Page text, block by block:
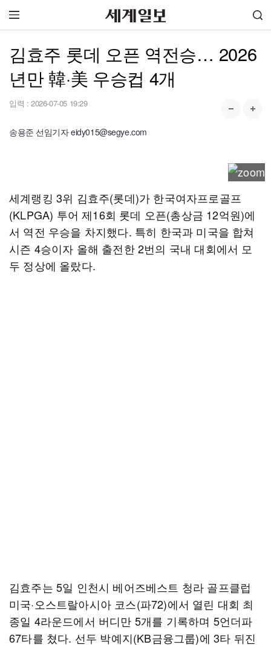
김효주 롯데 오픈 역전승… 2026
년만 韓·美 우승컵 4개
입력 : 2026-07-05 19:29
송용준 선임기자 eidy015@segye.com
세계랭킹 3위 김효주(롯데)가 한국여자프로골프
(KLPGA) 투어 제16회 롯데 오픈(총상금 12억원)에
서 역전 우승을 차지했다. 특히 한국과 미국을 합쳐
시즌 4승이자 올해 출전한 2번의 국내 대회에서 모
두 정상에 올랐다.
김효주는 5일 인천시 베어즈베스트 청라 골프클럽
미국·오스트랄아시아 코스(파72)에서 열린 대회 최
종일 4라운드에서 버디만 5개를 기록하며 5언더파
67타를 쳤다. 선두 박예지(KB금융그룹)에 3타 뒤진